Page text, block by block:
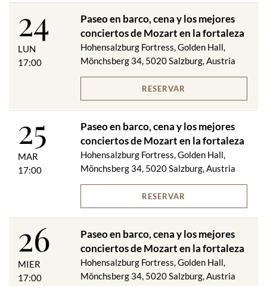
24
LUN
17:00
Paseo en barco, cena y los mejores
conciertos de Mozart en la fortaleza
Hohensalzburg Fortress, Golden Hall,
Mönchsberg 34, 5020 Salzburg, Austria
RESERVAR
25
MAR
17:00
Paseo en barco, cena y los mejores
conciertos de Mozart en la fortaleza
Hohensalzburg Fortress, Golden Hall,
Mönchsberg 34, 5020 Salzburg, Austria
RESERVAR
26
MIER
17:00
Paseo en barco, cena y los mejores
conciertos de Mozart en la fortaleza
Hohensalzburg Fortress, Golden Hall,
Mönchsberg 34, 5020 Salzburg, Austria